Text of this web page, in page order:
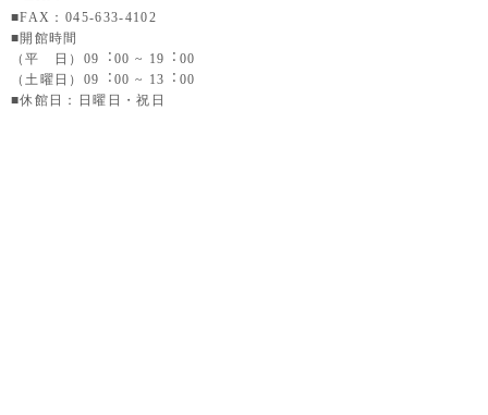
■FAX：045-633-4102
■開館時間
（平 日）09︓00 ~ 19︓00
（土曜日）09︓00 ~ 13︓00
■休館日：日曜日・祝日